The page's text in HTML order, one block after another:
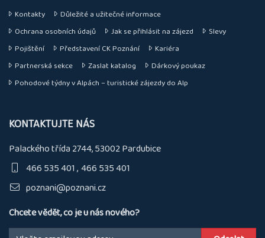
Kontakty
Důležité a užitečné informace
Ochrana osobních údajů
Jak se přihlásit na zájezd
Slevy
Pojištění
Představení CK Poznání
Kariéra
Partnerská sekce
Zaslat katalog
Dárkový poukaz
Pohodové týdny v Alpách – turistické zájezdy do Alp
KONTAKTUJTE NÁS
Palackého třída 2744, 53002 Pardubice
466 535 401 466 535 401
poznani@poznani.cz
Chcete vědět, co je u nás nového?
Email: